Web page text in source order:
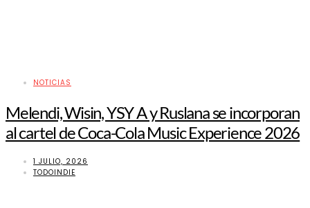
NOTICIAS
Melendi, Wisin, YSY A y Ruslana se incorporan
al cartel de Coca-Cola Music Experience 2026
1 JULIO, 2026
TODOINDIE